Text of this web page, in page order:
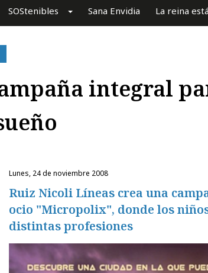
SOStenibles Sana Envidia La reina
integral
lunes, 24 de noviembre 2008
Ruiz Nicoli Líneas crea una
ocio "Micropolix", donde los
distintas profesiones